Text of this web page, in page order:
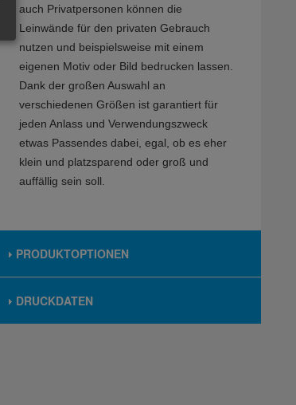
auch Privatpersonen können die
Leinwände für den privaten Gebrauch
nutzen und beispielsweise mit einem
eigenen Motiv oder Bild bedrucken lassen.
Dank der großen Auswahl an
verschiedenen Größen ist garantiert für
jeden Anlass und Verwendungszweck
etwas Passendes dabei, egal, ob es eher
klein und platzsparend oder groß und
auffällig sein soll.
PRODUKTOPTIONEN
DRUCKDATEN